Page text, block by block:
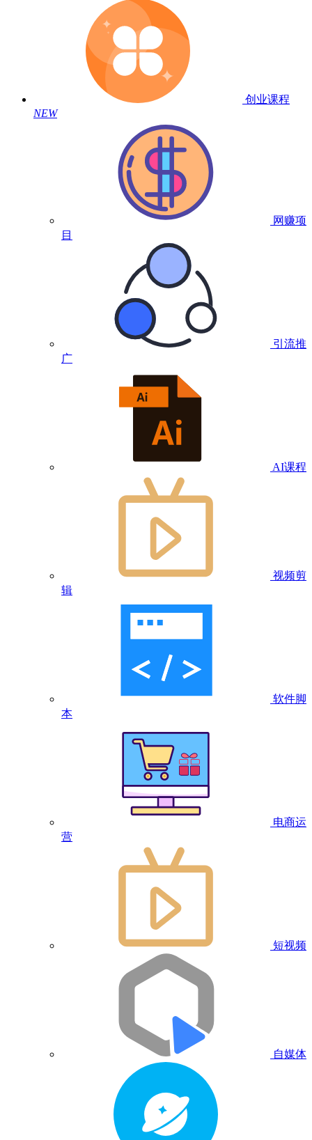
创业课程
NEW
网赚项
目
引流推
广
AI课程
视频剪
辑
软件脚
本
电商运
营
短视频
自媒体